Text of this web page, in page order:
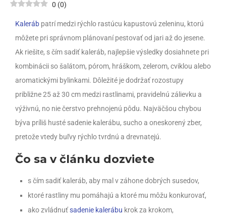
0 (0)
Kaleráb patrí medzi rýchlo rastúcu kapustovú zeleninu, ktorú
môžete pri správnom plánovaní pestovať od jari až do jesene.
Ak riešite, s čím sadiť kaleráb, najlepšie výsledky dosiahnete pri
kombinácii so šalátom, pórom, hráškom, zelerom, cviklou alebo
aromatickými bylinkami. Dôležité je dodržať rozostupy
približne 25 až 30 cm medzi rastlinami, pravidelnú zálievku a
výživnú, no nie čerstvo prehnojenú pôdu. Najväčšou chybou
býva príliš husté sadenie kalerábu, sucho a oneskorený zber,
pretože vtedy buľvy rýchlo tvrdnú a drevnatejú.
Čo sa v článku dozviete
s čím sadiť kaleráb, aby mal v záhone dobrých susedov,
ktoré rastliny mu pomáhajú a ktoré mu môžu konkurovať,
ako zvládnuťsadenie kalerábu krok za krokom,